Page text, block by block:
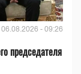
06.08.2026 - 09:26
председателя